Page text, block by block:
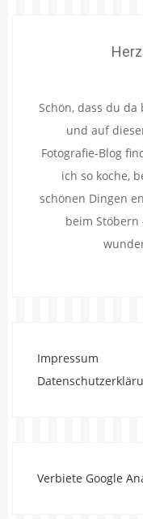
Schön, dass du
und auf
Fotografie-Blog
ich so koche,
schönen Dingen
beim Stöbern
Impressum
Verbiete Google